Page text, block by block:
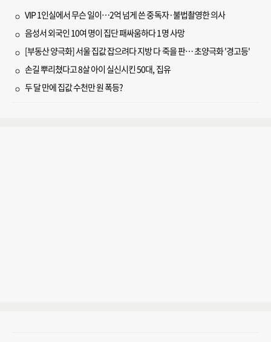
VIP 1인실에서 무슨 일이…2억 넘게 쓴 중독자·불법촬영한 의사
음성서 외국인 10여 명이 집단 패싸움하다 1명 사망
[부동산 양극화] 서울 집값 잡으려다 지방 다 죽을 판… 초양극화 '경고등'
손길 뿌리쳤다고 8살 아이 실신시킨 50대, 집유
두 달 만에 집값 수천만 원 폭등?